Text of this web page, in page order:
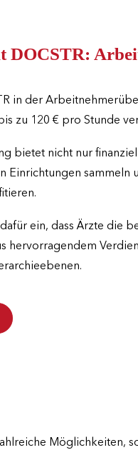
DOCSTR:
in der
zu 120 € pro Stunde
bietet nicht nur
Einrichtungen
ein, dass Ärzte die
hervorragendem
Möglichkeiten,